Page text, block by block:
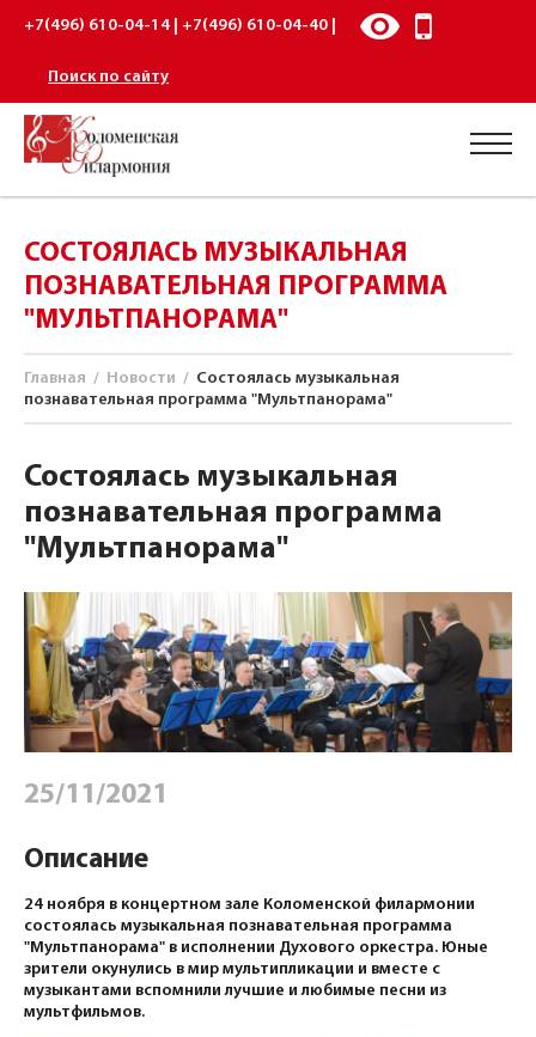
+7(496) 610-04-14 | +7(496) 610-04-40 |
Поиск по сайту
СОСТОЯЛАСЬ МУЗЫКАЛЬНАЯ
ПОЗНАВАТЕЛЬНАЯ ПРОГРАММА
"МУЛЬТПАНОРАМА"
Главная / Новости / Состоялась музыкальная
познавательная программа "Мультпанорама"
Состоялась музыкальная
познавательная программа
"Мультпанорама"
25/11/2021
Описание
24 ноября в концертном зале Коломенской филармонии
состоялась музыкальная познавательная программа
"Мультпанорама" в исполнении Духового оркестра. Юные
зрители окунулись в мир мультипликации и вместе с
музыкантами вспомнили лучшие и любимые песни из
мультфильмов.